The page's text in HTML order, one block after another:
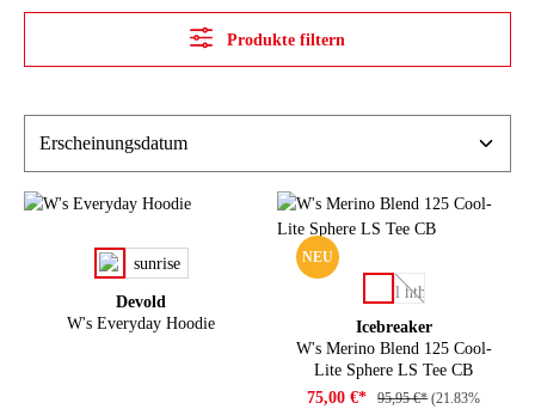
Produkte filtern
Devold
W's Everyday Hoodie
Farbeauswählen
sunrise NEU
Icebreaker
W's Merino Blend 125 Cool-
Lite Sphere LS Tee CB
auswählen
(Diese Option ist
75,00 €* 95,95 €* (21.83%